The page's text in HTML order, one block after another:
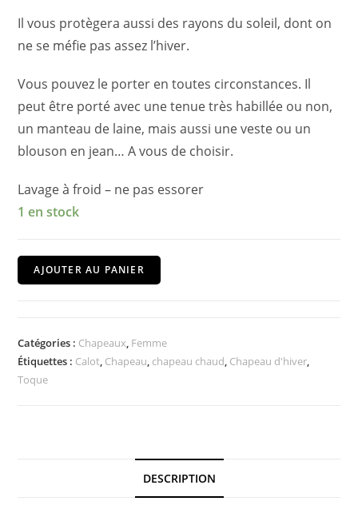
Il vous protègera aussi des rayons du soleil, dont on
ne se méfie pas assez l’hiver.
Vous pouvez le porter en toutes circonstances. Il
peut être porté avec une tenue très habillée ou non,
un manteau de laine, mais aussi une veste ou un
blouson en jean… A vous de choisir.
Lavage à froid – ne pas essorer
1 en stock
quantité
de
velours
de
coton
AJOUTER AU PANIER
Catégories : Chapeaux, Femme
Étiquettes : Calot, Chapeau, chapeau chaud, Chapeau d'hiver,
Toque
DESCRIPTION